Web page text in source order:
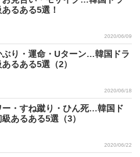
るある5選！
2020/06/09
ぶり・運命・Uターン…韓国ドラ
るある5選（2）
2020/06/18
ー・すね蹴り・ひん死…韓国ド
あるある5選（3）
2020/06/22